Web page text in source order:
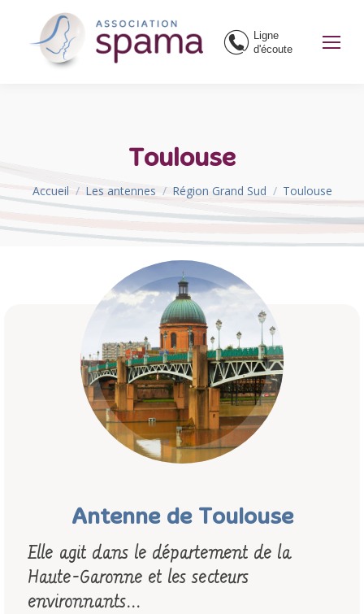
Ligne
d'écoute
Toulouse
Vous êtes ici :
Accueil Les antennes Région Grand Sud Toulouse
Toulouse
Région Grand Sud
Antenne de Toulouse
Elle agit dans le département de la
Haute-Garonne et les secteurs
environnants…